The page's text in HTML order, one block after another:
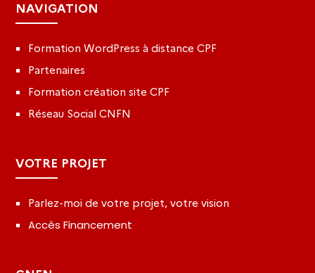
NAVIGATION
Formation WordPress à distance CPF
Partenaires
Formation création site CPF
Réseau Social CNFN
VOTRE PROJET
Parlez-moi de votre projet, votre vision
Accès Financement